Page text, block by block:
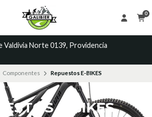
0
Valdivia Norte 0139, Providencia
Componentes Repuestos E-BIKES
E-BIKES